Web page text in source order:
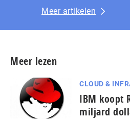
Meer artikelen
Meer lezen
CLOUD &
IBM koopt
miljard